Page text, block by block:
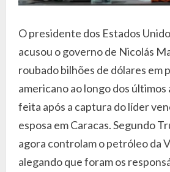
O presidente dos Estados
acusou o governo de Nicolás
roubado bilhões de dólares em
americano ao longo dos últimos
feita após a captura do líder
esposa em Caracas. Segundo
agora controlam o petróleo da
alegando que foram os